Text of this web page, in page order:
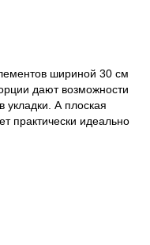
шириной 30 см
дают возможности
укладки. А плоская
практически идеально